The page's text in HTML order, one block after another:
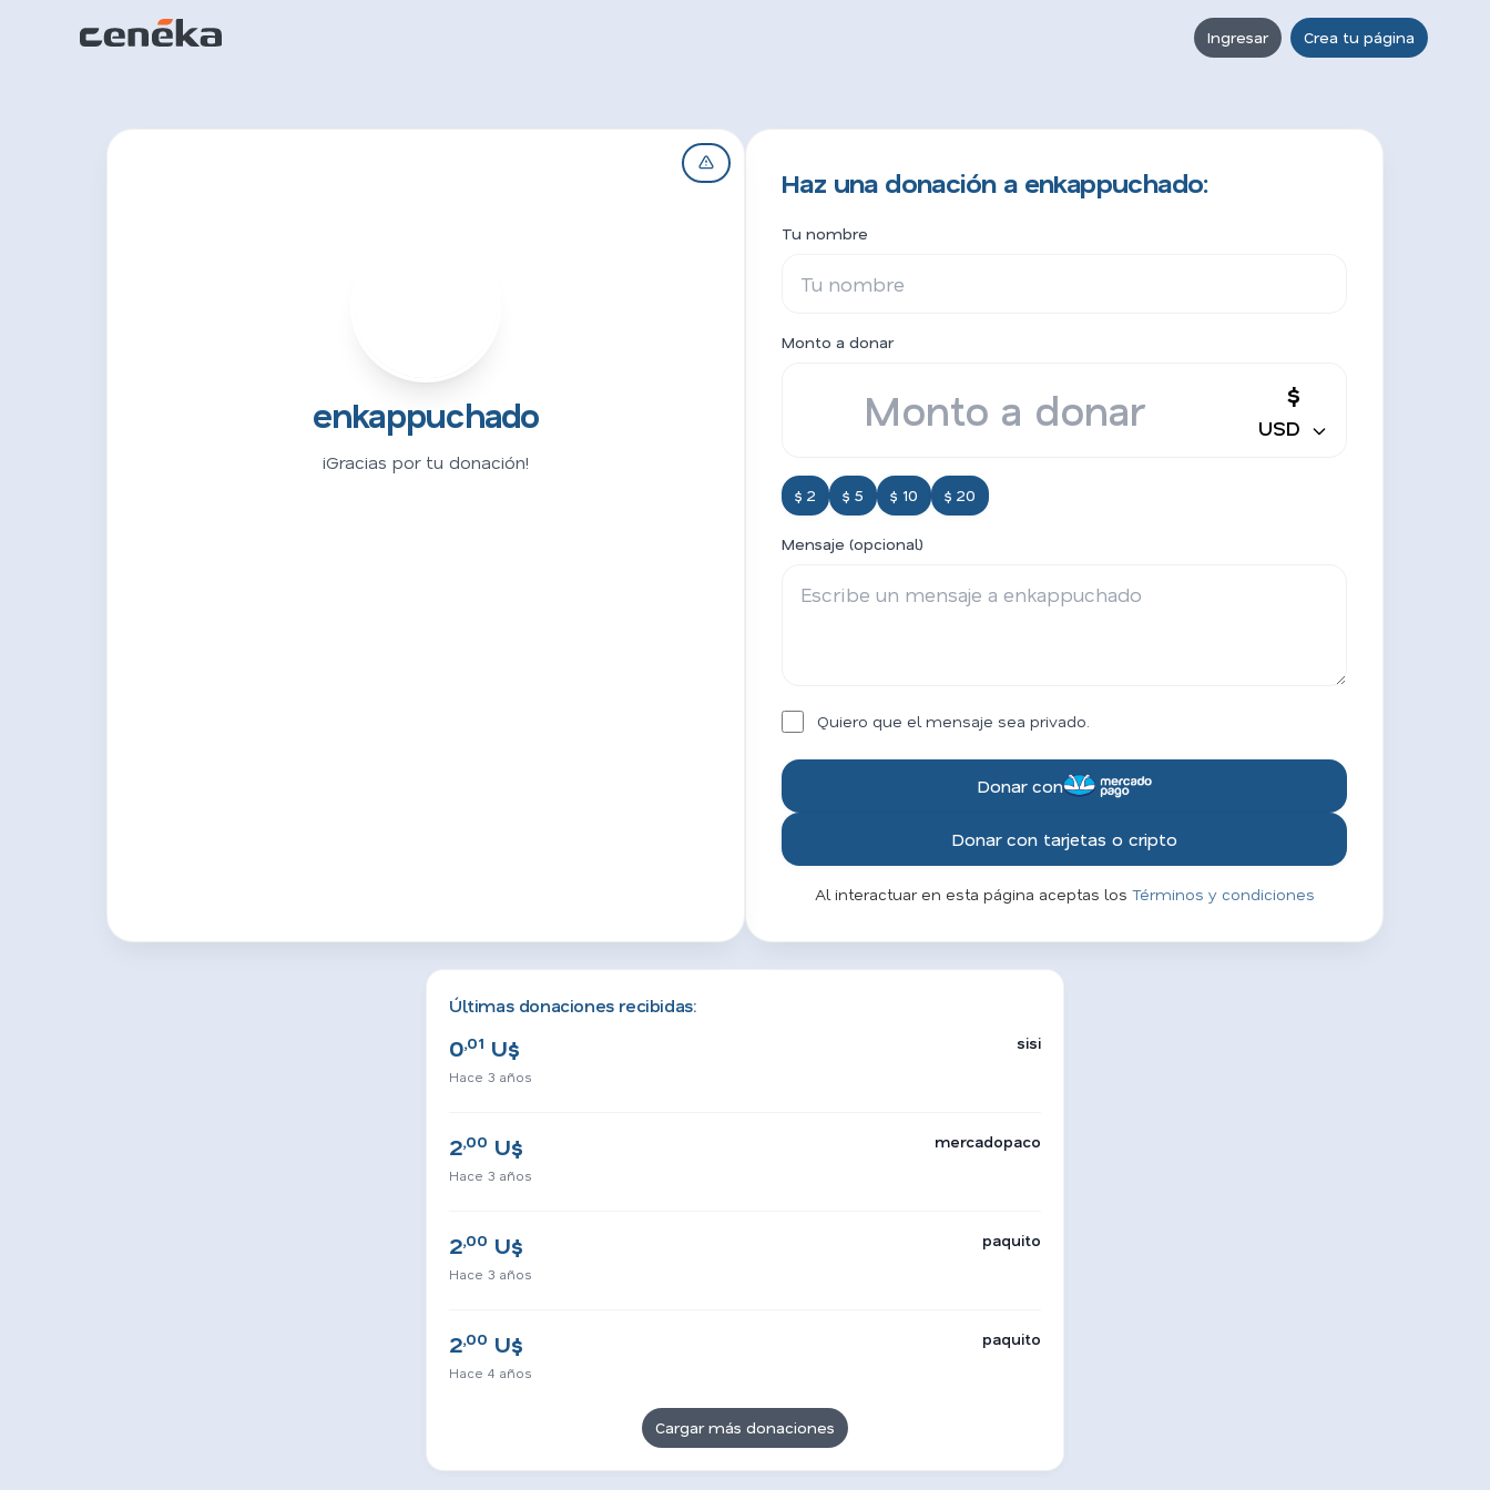
Ingresar Crea tu página
enkappuchado
¡Gracias por tu donación!
Haz una donación a enkappuchado:
Tu nombre
Monto a donar
$
USD
$ 2 $ 5 $ 10 $ 20
Mensaje (opcional)
Quiero que el mensaje sea privado.
Donar con
Donar con tarjetas o cripto
Al interactuar en esta página aceptas los Términos y condiciones
Últimas donaciones recibidas:
0,01 U$
Hace 3 años
sisi
2,00 U$
Hace 3 años
mercadopaco
2,00 U$
Hace 3 años
paquito
2,00 U$
Hace 4 años
paquito
Cargar más donaciones